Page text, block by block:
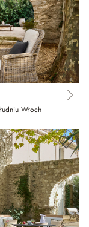
Włoch